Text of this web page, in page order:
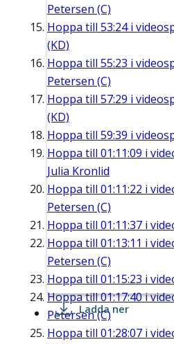
Petersen (C)
Hoppa till 53:24i
(KD)
Hoppa till 55:23 i
Petersen (C)
Hoppa till 57:29 i
(KD)
Hoppa till 59:39 i
Hoppa till 01:11:09 i
Julia Kronlid
Hoppa till 01:11:22 i
Petersen (C)
Hoppa till 01:11:37 i
Hoppa till 01:13:11 i
Petersen (C)
Hoppa till 01:15:23 i
Hoppa till01:17:40i
Petersen (C)
Hoppa till 01:28:07 i
Ladda ner